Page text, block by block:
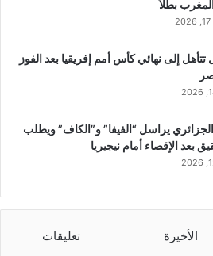
بطلاً
تتأهل إلى نهائي كأس أمم إفريقيا بعد الفوز
الجزائري يراسل “الفيفا” و”الكاف” ويطلب
بعد الإقصاء أمام نيجيريا
الأخيرة تعليقات